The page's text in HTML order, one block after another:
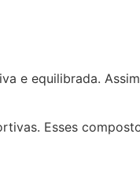
e equilibrada.
Esses